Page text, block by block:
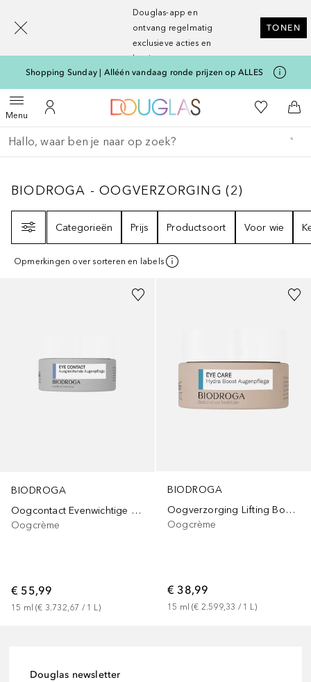
Douglas-app en
ontvang regelmatig
exclusieve acties en
kortingen
TONEN
Shopping Sunday | Alléén vandaag ronde prijzen op ALLES
MenuOpen menuNaar Mijn Account
Naar Douglas Home
Naar Mijn
Ga terug
Zoekopdracht uitvoeren
BIODROGA - OOGVERZORGING2
BIODROGA - OOGVERZORGING (2)
Categorieën
Prijs Productsoort Voor wie
Opmerkingen over sorteren en labels
BIODROGA
Oogcontact Evenwichtige oogzorg
Oogcrème
€ 55,99
15 ml (€ 3.732,67 / 1 L)
BIODROGA
Oogverzorging Lifting Boost Oogbalsem
Oogcrème
€ 38,99
15 ml (€ 2.599,33 / 1 L)
Douglas newsletter
[navigation.slideout.screenreader]